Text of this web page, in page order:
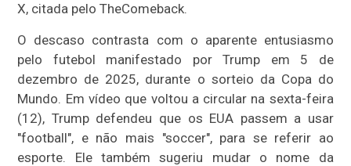
X, citada pelo TheComeback.
O descaso contrasta com o aparente entusiasmo
pelo futebol manifestado por Trump em 5 de
dezembro de 2025, durante o sorteio da Copa do
Mundo. Em vídeo que voltou a circular na sexta-feira
(12), Trump defendeu que os EUA passem a usar
"football", e não mais "soccer", para se referir ao
esporte. Ele também sugeriu mudar o nome da